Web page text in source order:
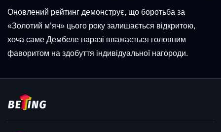
Оновлений рейтинг демонструє, що боротьба за
«Золотий м’яч» цього року залишається відкритою,
хоча саме Дембеле наразі вважається головним
фаворитом на здобуття індивідуальної нагороди.